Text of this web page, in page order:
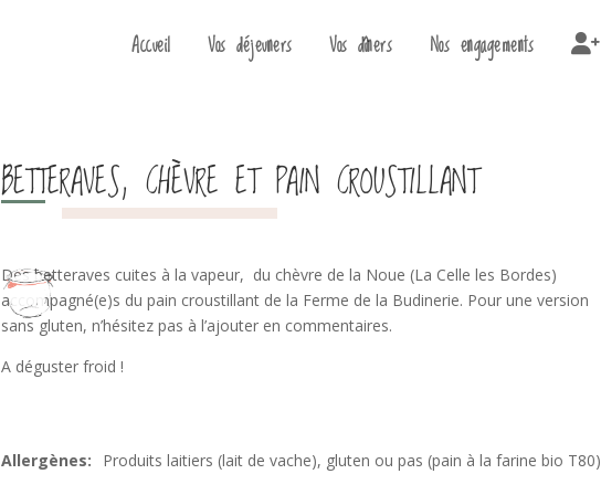
Accueil Vos déjeuners Vos dîners Nos engagements
BETTERAVES, CHÈVRE ET PAIN CROUSTILLANT
Des betteraves cuites à la vapeur, du chèvre de la Noue (La Celle les Bordes)
accompagné(e)s du pain croustillant de la Ferme de la Budinerie. Pour une version
sans gluten, n’hésitez pas à l’ajouter en commentaires.
A déguster froid !
Produits laitiers (lait de vache), gluten ou pas (pain à la farine bio T80)